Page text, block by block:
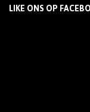
LIKE ONS OP